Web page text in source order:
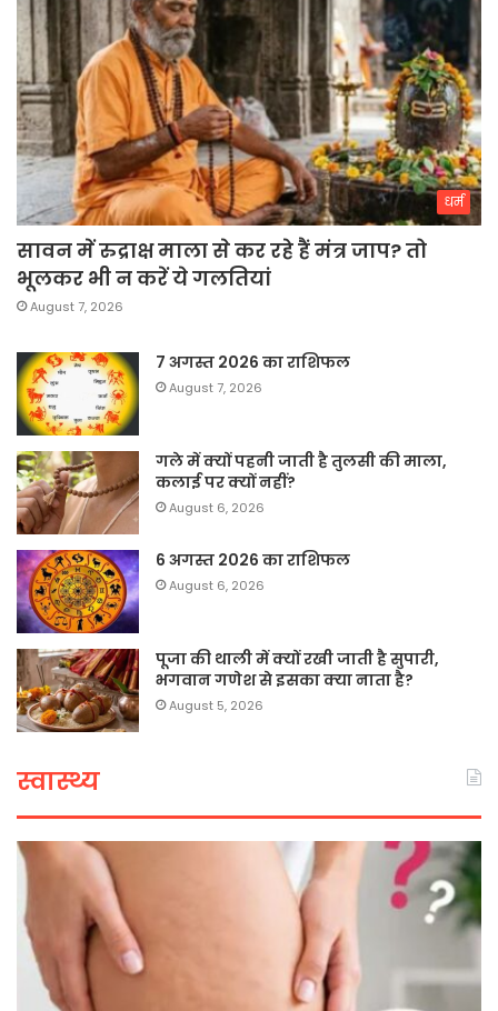
धर्म
सावन में रुद्राक्ष माला से कर रहे हैं मंत्र जाप? तो
भूलकर भी न करें ये गलतियां
August 7, 2026
7 अगस्त 2026 का राशिफल
August 7, 2026
गले में क्यों पहनी जाती है तुलसी की माला,
कलाई पर क्यों नहीं?
August 6, 2026
6 अगस्त 2026 का राशिफल
August 6, 2026
पूजा की थाली में क्यों रखी जाती है सुपारी,
भगवान गणेश से इसका क्या नाता है?
August 5, 2026
स्वास्थ्य